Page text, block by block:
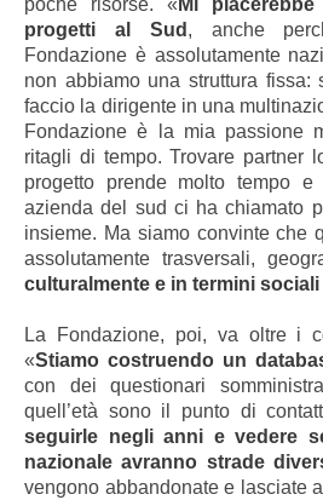
progetti al Sud , anche
Fondazione è assolutamente
non abbiamo una struttura fissa:
faccio la dirigente in una
Fondazione è la mia passione
ritagli di tempo. Trovare partner
progetto prende molto tempo e
azienda del sud ci ha chiamato
insieme. Ma siamo convinte che
assolutamente trasversali,
culturalmente e in termini
La Fondazione, poi, va oltre i
«Stiamo costruendo un
con dei questionari
quell’età sono il punto di
seguirle negli anni e vedere
nazionale avranno strade
vengono abbandonate e lasciate